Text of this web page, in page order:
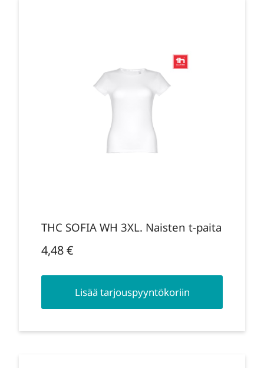
THC SOFIA WH 3XL. Naisten t-paita
4,48€
Lisää tarjouspyyntökoriin